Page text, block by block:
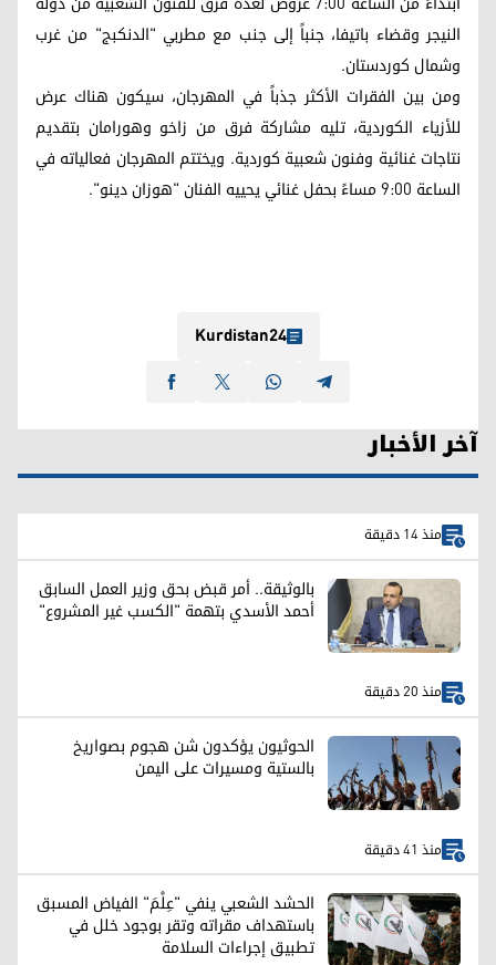
النيجر وقضاء باتيفا، جنباً إلى جنب مع مطربي "الدنكبج" من غرب
وشمال كوردستان.
ومن بين الفقرات الأكثر جذباً في المهرجان، سيكون هناك عرض
للأزياء الكوردية، تليه مشاركة فرق من زاخو وهورامان بتقديم
نتاجات غنائية وفنون شعبية كوردية. ويختتم المهرجان فعالياته في
الساعة 9:00 مساءً بحفل غنائي يحييه الفنان "هوزان دينو".
Kurdistan24
آخر الأخبار
منذ 14 دقيقة
بالوثيقة.. أمر قبض بحق وزير العمل السابق
أحمد الأسدي بتهمة "الكسب غير المشروع"
منذ 20 دقيقة
الحوثيون يؤكدون شن هجوم بصواريخ
بالستية ومسيرات على اليمن
منذ 41 دقيقة
الحشد الشعبي ينفي "عِلْمَ" الفياض المسبق
باستهداف مقراته وتقر بوجود خلل في
تطبيق إجراءات السلامة